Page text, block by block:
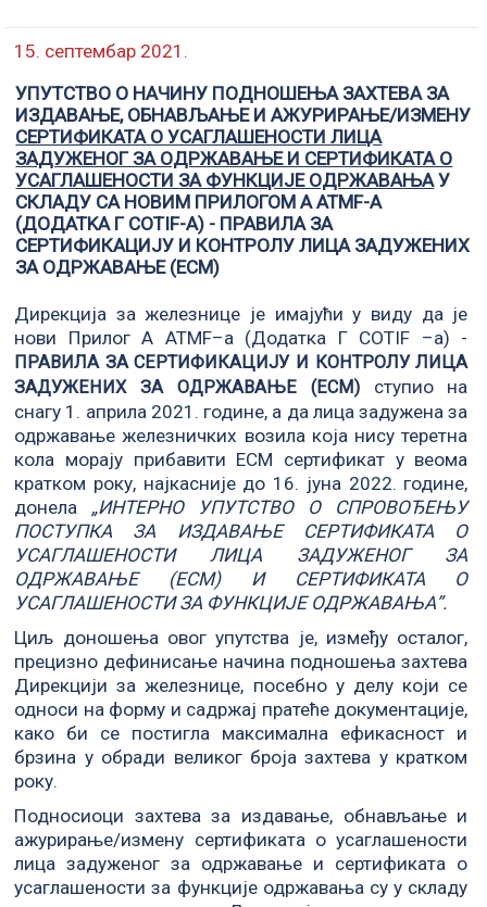
15. септембар 2021.
УПУТСТВО О НАЧИНУ ПОДНОШЕЊА ЗАХТЕВА ЗА
ИЗДАВАЊЕ, ОБНАВЉАЊЕ И АЖУРИРАЊЕ/ИЗМЕНУ
СЕРТИФИКАТА О УСАГЛАШЕНОСТИ ЛИЦА
ЗАДУЖЕНОГ ЗА ОДРЖАВАЊЕ И СЕРТИФИКАТА О
УСАГЛАШЕНОСТИ ЗА ФУНКЦИЈЕ ОДРЖАВАЊАУ
СКЛАДУ СА НОВИМ ПРИЛОГОМ A ATMF-A
(ДОДАТKA Г COTIF-А) - ПРАВИЛА ЗА
СЕРТИФИКАЦИЈУ И КОНТРОЛУ ЛИЦА ЗАДУЖЕНИХ
ЗА ОДРЖАВАЊЕ (ЕCM)
Дирекција за железнице је имајући у виду да је
нови Прилог A ATMF–а (Додатка Г COTIF –а) -
ПРАВИЛА ЗА СЕРТИФИКАЦИЈУ И КОНТРОЛУ ЛИЦА
ЗАДУЖЕНИХ ЗА ОДРЖАВАЊЕ (ЕCM)ступио на
снагу 1. априла 2021. године, а да лица задужена за
одржавање железничких возила која нису теретна
кола морају прибавити ЕСМ сертификат у веома
кратком року, најкасније до 16. јуна 2022. године,
донела „ИНТЕРНО УПУТСТВО О СПРОВОЂЕЊУ
ПОСТУПКА ЗА ИЗДАВАЊЕ СЕРТИФИКАТА О
УСАГЛАШЕНОСТИ ЛИЦА ЗАДУЖЕНОГ ЗА
ОДРЖАВАЊЕ (ECM) И СЕРТИФИКАТА О
УСАГЛАШЕНОСТИ ЗА ФУНКЦИЈЕ ОДРЖАВАЊА”.
Циљ доношења овог упутства је, између осталог,
прецизно дефинисање начина подношења захтева
Дирекцији за железнице, посебно у делу који се
односи на форму и садржај пратеће документације,
како би се постигла максимална ефикасност и
брзина у обради великог броја захтева у кратком
року.
Подносиоци захтева за издавање, обнављање и
ажурирање/измену сертификата о усаглашености
лица задуженог за одржавање и сертификата о
усаглашености за функције одржавања су у складу